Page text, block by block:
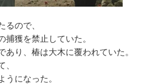
ので、
獲を禁止していた。
り、椿は大木に覆われていた。
になった。